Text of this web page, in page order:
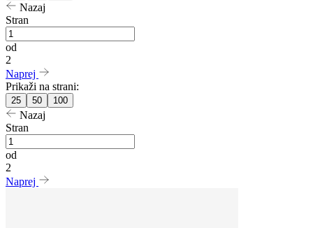
Nazaj
Stran
od
2
Naprej
Prikaži na strani:
25 50 100
Nazaj
Stran
od
2
Naprej